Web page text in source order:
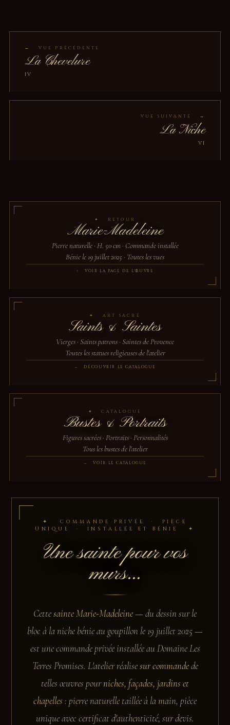
← VUE PRÉCÉDENTE
La Chevelure
IV
VUE SUIVANTE →
La Niche
VI
✦ RETOUR
Marie-Madeleine
Pierre naturelle · H. 50 cm · Commande installée
Bénie le 19 juillet 2025 · Toutes les vues
↑ VOIR LA PAGE DE L'ŒUVRE
✦ ART SACRÉ
Saints & Saintes
Vierges · Saints patrons · Saintes de Provence
Toutes les statues religieuses de l'atelier
→ DÉCOUVRIR LE CATALOGUE
✦ CATALOGUE
Bustes & Portraits
Figures sacrées · Portraits · Personnalités
Tous les bustes de l'atelier
→ VOIR LE CATALOGUE
✦ COMMANDE PRIVÉE · PIÈCE
UNIQUE · INSTALLÉE ET BÉNIE ✦
Une sainte pour vos
murs...
Cettesainte Marie-Madeleine— du dessin sur le
bloc à la niche bénie au goupillon le 19 juillet 2025 —
est une commande privée installée au Domaine Les
Terres Promises. L'atelier réalisesur commandede
telles œuvres pourniches, façades, jardins et
chapelles : pierre naturelle taillée à la main, pièce
unique avec certificat d'authenticité, sur devis.